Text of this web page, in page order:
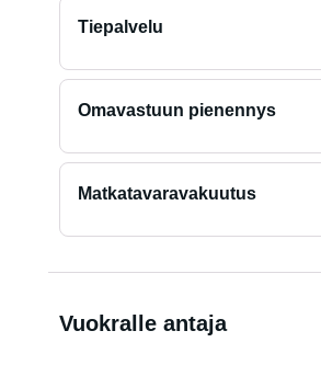
Tiepalvelu
Omavastuun pienennys
Matkatavaravakuutus
Vuokralle antaja